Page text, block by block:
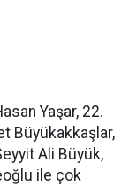
Yaşar, 22.
Büyükakkaşlar,
Ali Büyük,
ile çok